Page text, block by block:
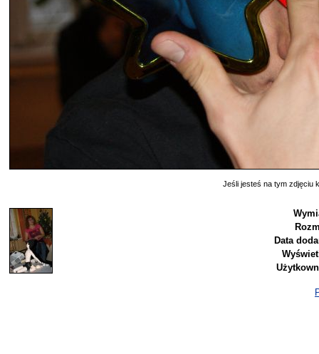
Jeśli jesteś na tym zdjęciu
Data